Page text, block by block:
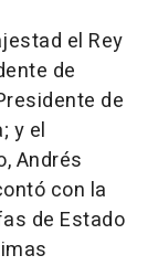
el Rey
de
de
y el
Andrés
con la
de Estado